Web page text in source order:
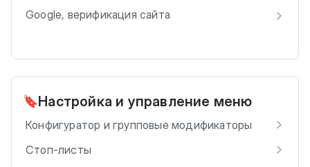
Google, верификация сайта
🔖Настройка и управление меню
Конфигуратор и групповые модификаторы
Стоп-листы